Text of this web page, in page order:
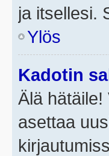
ja itsellesi.
Ylös
Kadotin
Älä
asettaa